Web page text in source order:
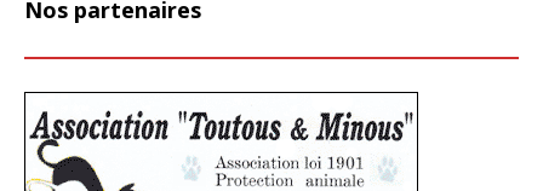
Nos partenaires